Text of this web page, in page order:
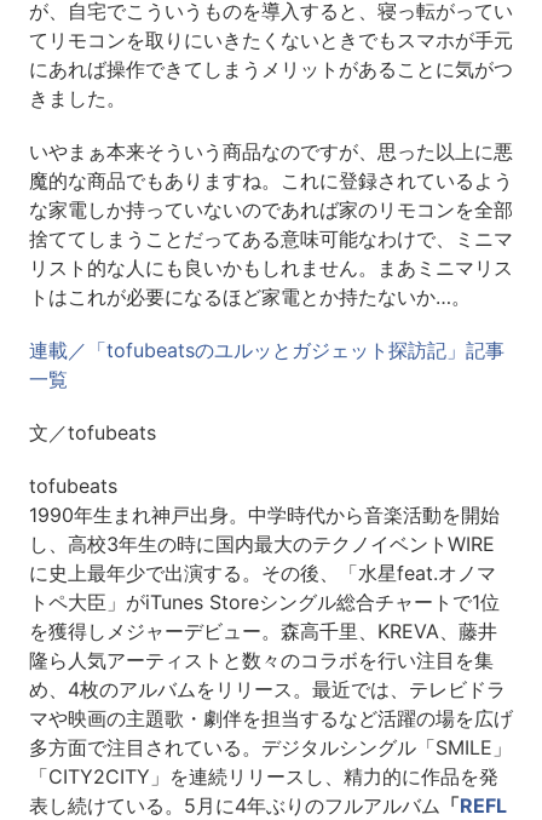
が、自宅でこういうものを導入すると、寝っ転がってい
てリモコンを取りにいきたくないときでもスマホが手元
にあれば操作できてしまうメリットがあることに気がつ
きました。
いやまぁ本来そういう商品なのですが、思った以上に悪
魔的な商品でもありますね。これに登録されているよう
な家電しか持っていないのであれば家のリモコンを全部
捨ててしまうことだってある意味可能なわけで、ミニマ
リスト的な人にも良いかもしれません。まあミニマリス
トはこれが必要になるほど家電とか持たないか…。
連載／「tofubeatsのユルッとガジェット探訪記」記事
一覧
文／tofubeats
tofubeats
1990年生まれ神戸出身。中学時代から音楽活動を開始
し、高校3年生の時に国内最大のテクノイベントWIRE
に史上最年少で出演する。その後、「水星feat.オノマ
トペ大臣」がiTunes Storeシングル総合チャートで1位
を獲得しメジャーデビュー。森高千里、KREVA、藤井
隆ら人気アーティストと数々のコラボを行い注目を集
め、4枚のアルバムをリリース。最近では、テレビドラ
マや映画の主題歌・劇伴を担当するなど活躍の場を広げ
多方面で注目されている。デジタルシングル「SMILE」
「CITY2CITY」を連続リリースし、精力的に作品を発
表し続けている。5月に4年ぶりのフルアルバム 「REFL